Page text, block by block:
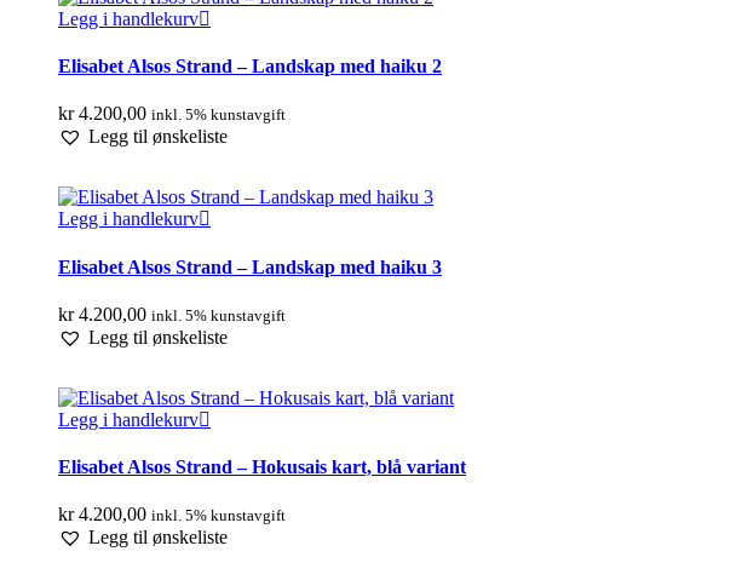
Legg i handlekurv
Elisabet Alsos Strand – Landskap med haiku 2
kr4.200,00 inkl. 5% kunstavgift
Legg til ønskeliste
Legg i handlekurv
Elisabet Alsos Strand – Landskap med haiku 3
kr4.200,00 inkl. 5% kunstavgift
Legg til ønskeliste
Legg i handlekurv
Elisabet Alsos Strand – Hokusais kart, blå variant
kr4.200,00 inkl. 5% kunstavgift
Legg til ønskeliste